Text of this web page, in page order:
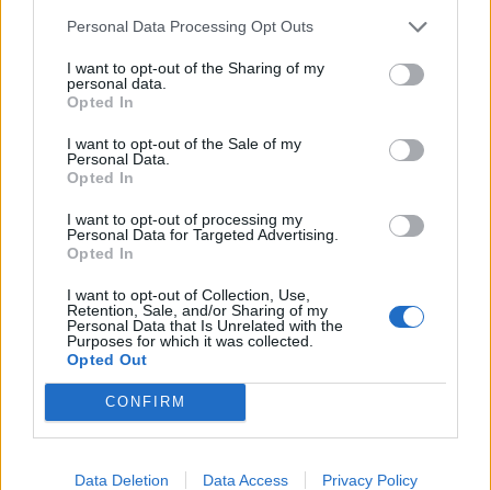
Personal Data Processing Opt Outs
I want to opt-out of the Sharing of my
personal data.
Opted In
I want to opt-out of the Sale of my
Personal Data.
Opted In
I want to opt-out of processing my
Personal Data for Targeted Advertising.
Opted In
I want to opt-out of Collection, Use,
Retention, Sale, and/or Sharing of my
Personal Data that Is Unrelated with the
Purposes for which it was collected.
Opted Out
CONFIRM
Data Deletion Data Access Privacy Policy
Igazi nyári programkínálat
hétvégére a Tisza-tónál
2025. június 19.
Irány a Tisza-tó a hétvégén, ahol a
természet és a jó hangulat találkozik!
Kezdd a napot egy látványos vízi
túrával: evezz végig a rejtett... Tovább